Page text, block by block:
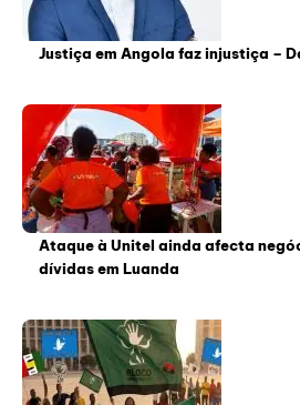
Justiça em Angola faz injustiça –
Ataque à Unitel ainda afecta
dívidas em Luanda